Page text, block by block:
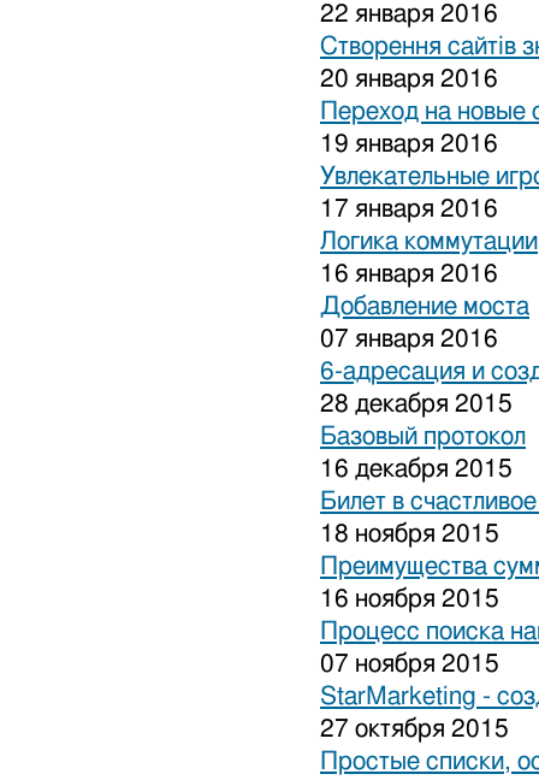
22 января 2016
Створення сайтів
20 января 2016
Переход на новые
19 января 2016
Увлекательные
17 января 2016
Логика коммутации
16 января 2016
Добавление моста
07 января 2016
6-адресация и
28 декабря 2015
Базовый протокол
16 декабря 2015
Билет в
18 ноября 2015
Преимущества
16 ноября 2015
Процесс поиска
07 ноября 2015
StarMarketing -
27 октября 2015
Простые списки,